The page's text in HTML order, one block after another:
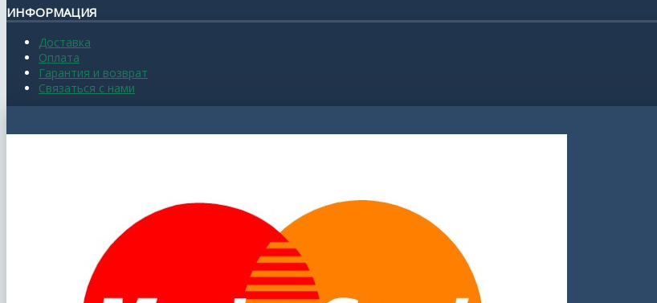
ИНФОРМАЦИЯ
Доставка
Оплата
Гарантия и возврат
Связаться с нами